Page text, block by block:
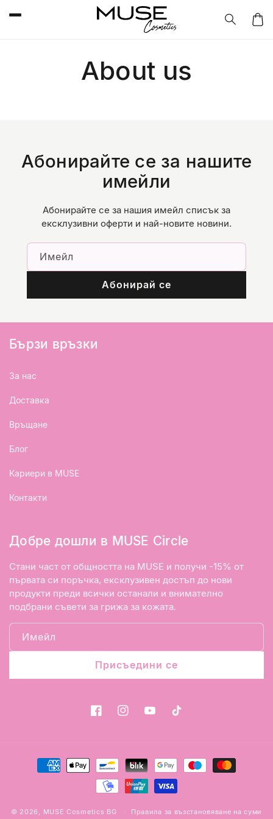
About us
Абонирайте се за нашите
имейли
Абонирайте се за нашия имейл списък за
ексклузивни оферти и най-новите новини.
Имейл
Абонирай се
Бързи връзки
За нас
Доставка
Връщане
Блог
Кариери в MUSE
Контакти
Добре дошли в MUSE Circle
Стани част от общността на MUSE и получи -15% от
първата си поръчка, ексклузивен достъп до нови
продукти преди всички останали и внимателно
подбрани съвети за грижа за кожата.
Имейл
Присъедини се
FacebookInstagramYouTubeTikTok
Начини
© 2026, MUSE Cosmetics BG Правила за възстановяване на суми